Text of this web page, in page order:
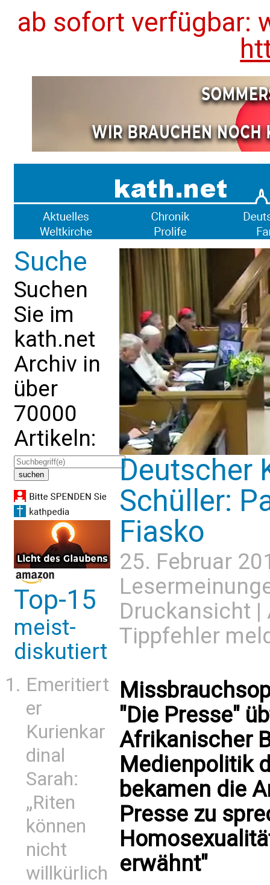
ab sofort verfügbar:
Suche
Suchen
Sie im
kath.net
Archiv in
über
70000
Artikeln:
Top-15
meist-
diskutiert
Emeritiert
er
Kurienkar
dinal
Sarah:
„Riten
können
nicht
willkürlich
Deutscher
Schüller:
Fiasko
25. Februar
Druckansicht |
Tippfehler
"Die Presse"
Afrikanischer
Medienpolitik
bekamen die
Presse zu
erwähnt"